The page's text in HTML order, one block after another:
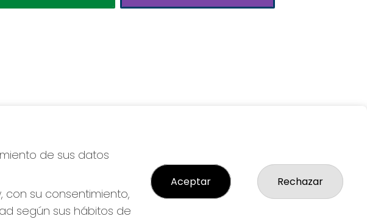
de sus datos
con su consentimiento,
según sus hábitos de
Aceptar Rechazar